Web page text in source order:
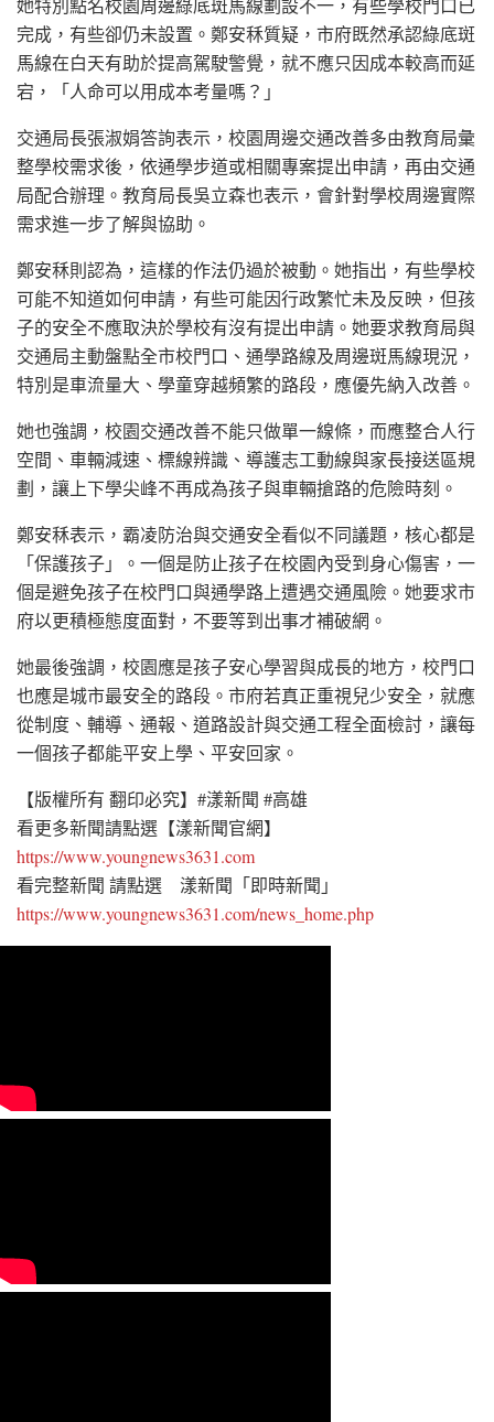
她特別點名校園周邊綠底斑馬線劃設不一，有些學校門口已
完成，有些卻仍未設置。鄭安秝質疑，市府既然承認綠底斑
馬線在白天有助於提高駕駛警覺，就不應只因成本較高而延
宕，「人命可以用成本考量嗎？」
交通局長張淑娟答詢表示，校園周邊交通改善多由教育局彙
整學校需求後，依通學步道或相關專案提出申請，再由交通
局配合辦理。教育局長吳立森也表示，會針對學校周邊實際
需求進一步了解與協助。
鄭安秝則認為，這樣的作法仍過於被動。她指出，有些學校
可能不知道如何申請，有些可能因行政繁忙未及反映，但孩
子的安全不應取決於學校有沒有提出申請。她要求教育局與
交通局主動盤點全市校門口、通學路線及周邊斑馬線現況，
特別是車流量大、學童穿越頻繁的路段，應優先納入改善。
她也強調，校園交通改善不能只做單一線條，而應整合人行
空間、車輛減速、標線辨識、導護志工動線與家長接送區規
劃，讓上下學尖峰不再成為孩子與車輛搶路的危險時刻。
鄭安秝表示，霸凌防治與交通安全看似不同議題，核心都是
「保護孩子」。一個是防止孩子在校園內受到身心傷害，一
個是避免孩子在校門口與通學路上遭遇交通風險。她要求市
府以更積極態度面對，不要等到出事才補破網。
她最後強調，校園應是孩子安心學習與成長的地方，校門口
也應是城市最安全的路段。市府若真正重視兒少安全，就應
從制度、輔導、通報、道路設計與交通工程全面檢討，讓每
一個孩子都能平安上學、平安回家。
【版權所有 翻印必究】#漾新聞 #高雄
看更多新聞請點選【漾新聞官網】
https://www.youngnews3631.com
看完整新聞 請點選 漾新聞「即時新聞」
https://www.youngnews3631.com/news_home.php